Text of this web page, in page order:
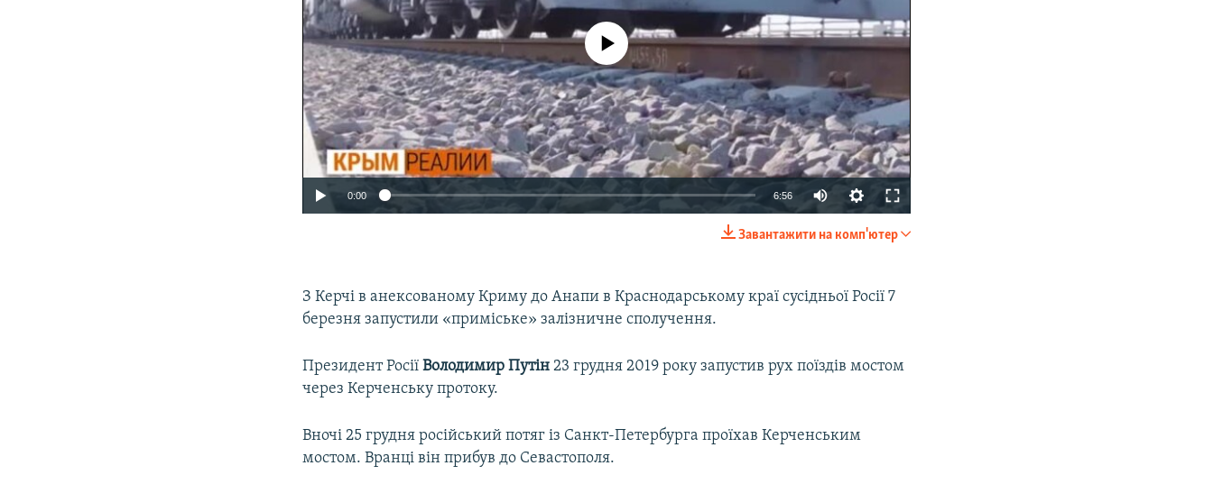
No media source currently available
0:00 6:56
Завантажити на комп'ютер
З Керчі в анексованому Криму до Анапи в Краснодарському краї сусідньої Росії 7
березня запустили «приміське» залізничне сполучення.
Президент РосіїВолодимир Путін 23 грудня 2019 року запустив рух поїздів мостом
через Керченську протоку.
Вночі 25 грудня російський потяг із Санкт-Петербурга проїхав Керченським
мостом. Вранці він прибув до Севастополя.